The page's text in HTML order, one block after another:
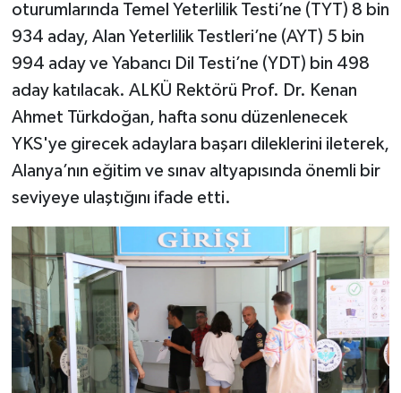
oturumlarında Temel Yeterlilik Testi’ne (TYT) 8 bin
934 aday, Alan Yeterlilik Testleri’ne (AYT) 5 bin
994 aday ve Yabancı Dil Testi’ne (YDT) bin 498
aday katılacak. ALKÜ Rektörü Prof. Dr. Kenan
Ahmet Türkdoğan, hafta sonu düzenlenecek
YKS'ye girecek adaylara başarı dileklerini ileterek,
Alanya’nın eğitim ve sınav altyapısında önemli bir
seviyeye ulaştığını ifade etti.